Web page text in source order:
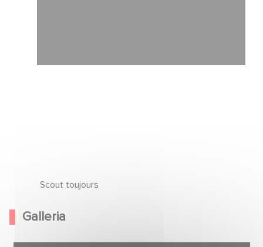
Scout toujours
Galleria